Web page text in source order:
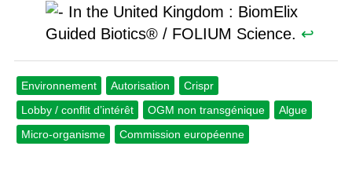
In the United Kingdom : BiomElix
Guided Biotics® / FOLIUM Science. ↩︎
Environnement Autorisation
Crispr
Lobby / conflit d’intérêt
OGM non transgénique
Algue
Micro-organisme
Commission européenne